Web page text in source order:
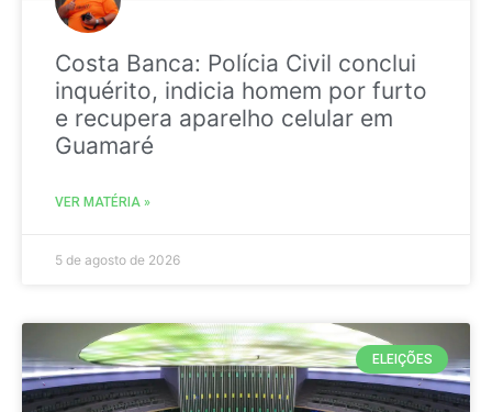
Costa Banca: Polícia Civil conclui
inquérito, indicia homem por furto
e recupera aparelho celular em
Guamaré
VER MATÉRIA »
5 de agosto de 2026
ELEIÇÕES